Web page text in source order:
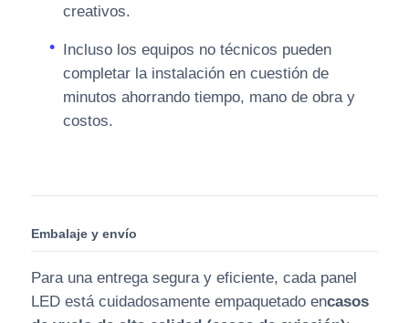
creativos.
Incluso los equipos no técnicos pueden
completar la instalación en cuestión de
minutos ahorrando tiempo, mano de obra y
costos.
Embalaje y envío
Para una entrega segura y eficiente, cada panel
LED está cuidadosamente empaquetado encasos